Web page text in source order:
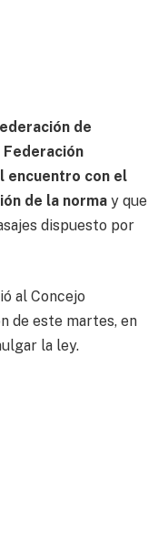
de
Federación
encuentro con el
de la norma y que
dispuesto por
al Concejo
de este martes, en
la ley.